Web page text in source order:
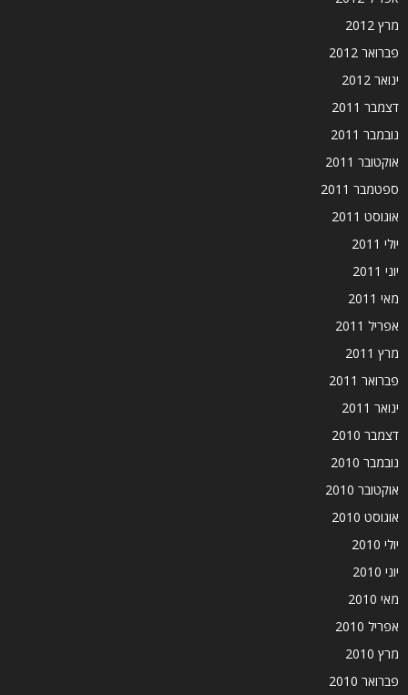
מרץ 2012
פברואר 2012
ינואר 2012
דצמבר 2011
נובמבר 2011
אוקטובר 2011
ספטמבר 2011
אוגוסט 2011
יולי 2011
יוני 2011
מאי 2011
אפריל 2011
מרץ 2011
פברואר 2011
ינואר 2011
דצמבר 2010
נובמבר 2010
אוקטובר 2010
אוגוסט 2010
יולי 2010
יוני 2010
מאי 2010
אפריל 2010
מרץ 2010
פברואר 2010